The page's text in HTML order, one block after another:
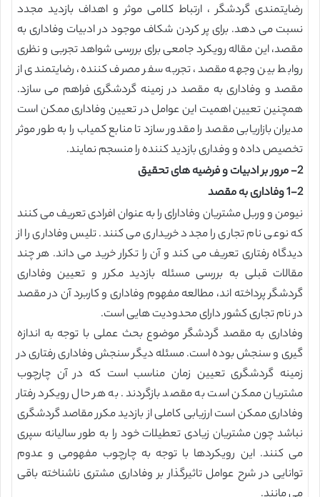
رضایتمندی گردشگر ، ارتباط کلامی موثر و اهداف بازدید مجدد
نسبت می دهد. برای پر کردن شکاف موجود در ادبیات وفاداری به
مقصد، این مقاله رویکرد جامعی برای بررسی شواهد تجربی و نظری
روابط بین وجهه مقصد، تجربه سفر مصرف کننده، رضایتمندی از
مقصد و وفاداری به مقصد در زمینه گردشگری فراهم می سازد.
همچنین تعیین اهمیت این عوامل در تعیین وفاداری ممکن است
مدیران بازاریابی مقصد را مقدور سازد تا منابع کمیاب را به طور موثر
تخصیص داده و وفداری بازدید کننده را منسجم نمایند.
2- مرور بر ادبیات و فرضیه های تحقیق
1-2 وفاداری به مقصد
نیومن و وربل مشتریان وفادارای را به عنوان افرادی تعریف می کنند
که نوعی نام تجاری را مجدد خریداری می کنند. تلیس وفاداری را از
دیدگاه رفتاری تعریف می کند و آن را تکرار خرید می داند. هر چند
مقالات قبلی به بررسی مسئله بازدید مکرر و تعیین وفاداری
گردشگر پرداخته اند، مطالعه مفهوم وفاداری و کاربرد آن در مقصد
در نام تجاری کشور دارای محدودیت هایی است.
وفاداری به مقصد گردشگر موضوع بحث عملی با توجه به اندازه
گیری و سنجش بوده است. مسئله دیگر سنجش وفاداری رفتاری در
زمینه گردشگری تعیین زمان مناسب است که در آن چارچوب
مشتریان ممکن است به مقصد بازگردند. به هر حال رویکرد رفتار
وفاداری ممکن است ارزیابی کاملی از بازدید مکرر مقاصد گردشگری
نباشد چون مشتریان زیادی تعطیلات خود را به طور سالیانه سپری
می کنند. این رویکردها با توجه به چارچوب مفهومی و عدوم
توانایی در شرح عوامل تاثیرگذار بر وفاداری مشتری ناشناخته باقی